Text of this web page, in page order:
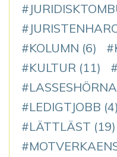
KOLUMN (6)
KULTUR (11)
LASSESHÖRNA
LEDIGTJOBB (4)
LÄTTLÄST (19)